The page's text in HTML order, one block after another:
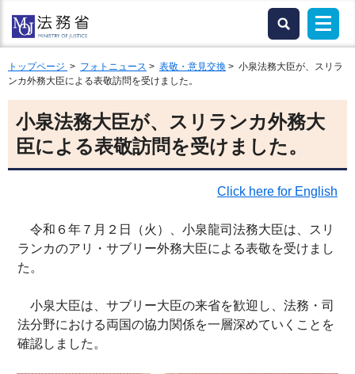
トップページ > フォトニュース > 表敬・意見交換 > 小泉法務大臣が、スリラ
ンカ外務大臣による表敬訪問を受けました。
小泉法務大臣が、スリランカ外務大
臣による表敬訪問を受けました。
Click here for English
令和６年７月２日（火）、小泉龍司法務大臣は、スリ
ランカのアリ・サブリー外務大臣による表敬を受けまし
た。
小泉大臣は、サブリー大臣の来省を歓迎し、法務・司
法分野における両国の協力関係を一層深めていくことを
確認しました。